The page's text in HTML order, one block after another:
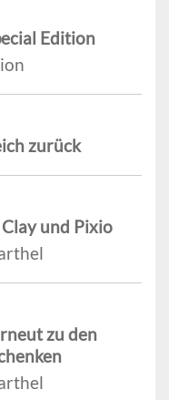
Edition
zurück
und Pixio
zu den